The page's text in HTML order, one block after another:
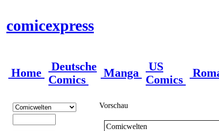
comicexpress
Home
Deutsche
Comics
Manga
US
Comics
Vorschau
Comicwelten